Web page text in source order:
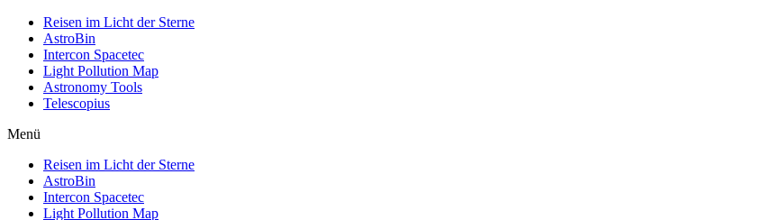
Reisen im Licht der Sterne
AstroBin
Intercon Spacetec
Light Pollution Map
Astronomy Tools
Telescopius
Menü
Reisen im Licht der Sterne
AstroBin
Intercon Spacetec
Light Pollution Map